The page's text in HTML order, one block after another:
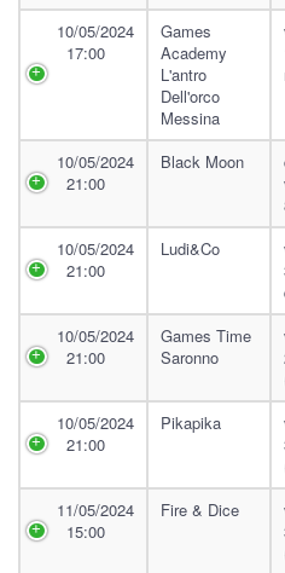
10/05/2024
17:00
Games
Academy
L'antro
Dell'orco
Messina
10/05/2024
21:00
Black Moon
10/05/2024
21:00
Ludi&co
10/05/2024
21:00
Games Time
Saronno
10/05/2024
21:00
Pikapika
11/05/2024
15:00
Fire & Dice